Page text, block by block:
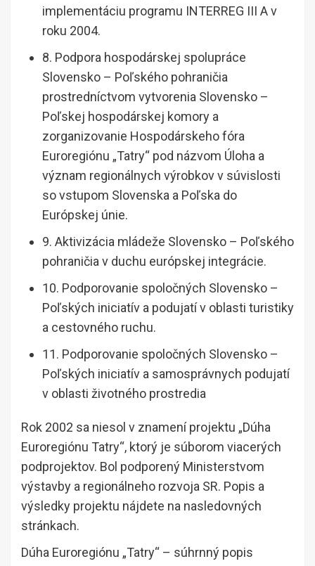
implementáciu programu INTERREG III A v
roku 2004.
8. Podpora hospodárskej spolupráce
Slovensko – Poľského pohraničia
prostredníctvom vytvorenia Slovensko –
Poľskej hospodárskej komory a
zorganizovanie Hospodárskeho fóra
Euroregiónu „Tatry“ pod názvom Úloha a
význam regionálnych výrobkov v súvislosti
so vstupom Slovenska a Poľska do
Európskej únie.
9. Aktivizácia mládeže Slovensko – Poľského
pohraničia v duchu európskej integrácie.
10. Podporovanie spoločných Slovensko –
Poľských iniciatív a podujatí v oblasti turistiky
a cestovného ruchu.
11. Podporovanie spoločných Slovensko –
Poľských iniciatív a samosprávnych podujatí
v oblasti životného prostredia
Rok 2002 sa niesol v znamení projektu „Dúha
Euroregiónu Tatry“, ktorý je súborom viacerých
podprojektov. Bol podporený Ministerstvom
výstavby a regionálneho rozvoja SR. Popis a
výsledky projektu nájdete na nasledovných
stránkach.
Dúha Euroregiónu „Tatry“ – súhrnný popis